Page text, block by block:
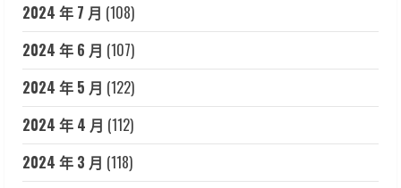
2024 年 7 月 (108)
2024 年 6 月 (107)
2024 年 5 月 (122)
2024 年 4 月 (112)
2024 年 3 月 (118)